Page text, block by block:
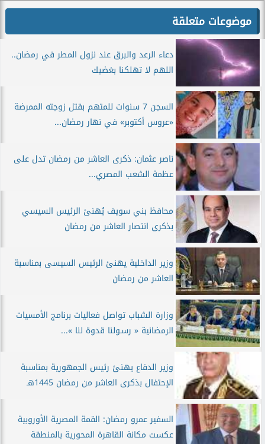
موضوعات متعلقة
دعاء الرعد والبرق عند نزول المطر في رمضان..
اللهم لا تهلكنا بغضبك
السجن 7 سنوات للمتهم بقتل زوجته الممرضة
«عروس أكتوبر» في نهار رمضان...
ناصر عثمان: ذكرى العاشر من رمضان تدل على
عظمة الشعب المصري...
محافظ بني سويف يُهنئ الرئيس السيسي
بذكرى انتصار العاشر من رمضان
وزير الداخلية يهنئ الرئيس السيسى بمناسبة
العاشر من رمضان
وزارة الشباب تواصل فعاليات برنامج الأمسيات
الرمضانية « رسـولنا قدوة لنا »...
وزير الدفاع يهنئ رئيس الجمهورية بمناسبة
الإحتفال بذكرى العاشر من رمضان 1445هـ
السفير عمرو رمضان: القمة المصرية الأوروبية
عكست مكانة القاهرة المحورية بالمنطقة